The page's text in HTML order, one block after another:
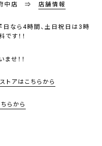
府中店 ⇒ 店舗情報
日なら4時間、土日祝日は3時
です！！
せ！！
トアはこちらから
らから